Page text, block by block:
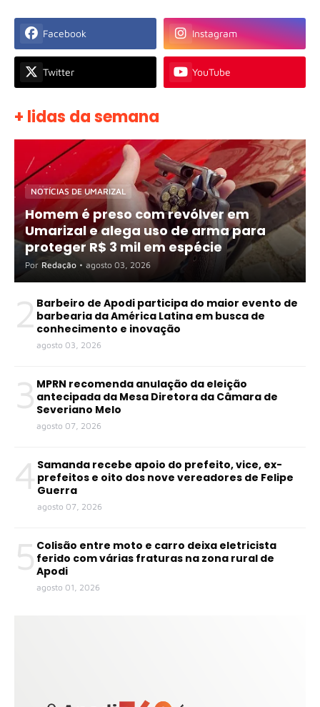
Facebook Instagram
Twitter YouTube
+ lidas da semana
NOTÍCIAS DE UMARIZAL
Homem é preso com revólver em
Umarizal e alega uso de arma para
proteger R$ 3 mil em espécie
Por Redação • agosto 03, 2026
2 Barbeiro de Apodi participa do maior evento de
barbearia da América Latina em busca de
conhecimento e inovação
agosto 03, 2026
3 MPRN recomenda anulação da eleição
antecipada da Mesa Diretora da Câmara de
Severiano Melo
agosto 07, 2026
4 Samanda recebe apoio do prefeito, vice, ex-
prefeitos e oito dos nove vereadores de Felipe
Guerra
agosto 07, 2026
5 Colisão entre moto e carro deixa eletricista
ferido com várias fraturas na zona rural de
Apodi
agosto 01, 2026